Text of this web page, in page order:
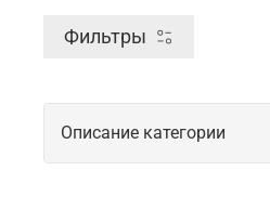
Фильтры
Описание категории